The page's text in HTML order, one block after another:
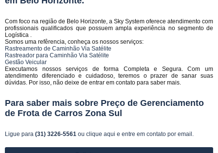
Com foco na região de Belo Horizonte, a Sky System oferece atendimento com
profissionais qualificados que possuem ampla experiência no segmento de
Logística .
Somos uma refêrencia, conheça os nossos serviços:
Rastreamento de Caminhão Via Satélite
Rastreador para Caminhão Via Satélite
Gestão Veicular
Executamos nossos serviços de forma Completa e Segura. Com um
atendimento diferenciado e cuidadoso, teremos o prazer de sanar suas
dúvidas. Por isso, não deixe de entrar em contato para saber mais.
Para saber mais sobre Preço de Gerenciamento
de Frota de Carros Zona Sul
Ligue para (31) 3226-5561 ou clique aqui e entre em contato por email.